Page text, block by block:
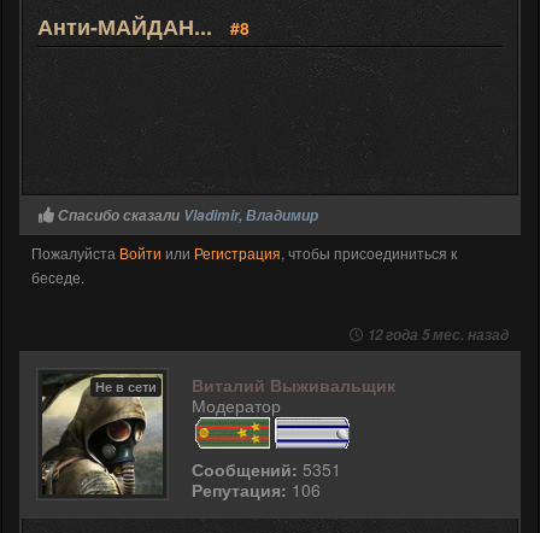
Анти-МАЙДАН... #8
Спасибо сказали Vladimir, Владимир
Пожалуйста Войти или Регистрация, чтобы присоединиться к
беседе.
12 года 5 мес. назад
Не в сети
Виталий Выживальщик
Модератор
Сообщений: 5351
Репутация: 106